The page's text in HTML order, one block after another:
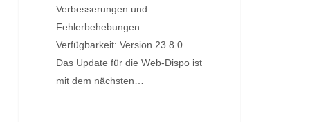
Verbesserungen und
Fehlerbehebungen.
Verfügbarkeit: Version 23.8.0
Das Update für die Web-Dispo ist
mit dem nächsten…